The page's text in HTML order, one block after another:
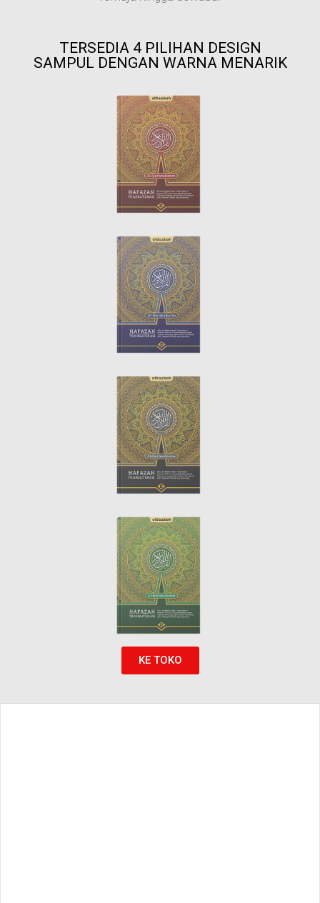
TERSEDIA 4 PILIHAN DESIGN
SAMPUL DENGAN WARNA MENARIK
KE TOKO